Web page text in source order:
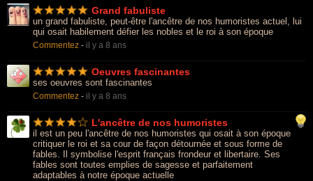
Grand fabuliste
un grand fabuliste, peut-être l'ancêtre de nos humoristes actuel, lui
qui osait habilement défier les nobles et le roi à son époque
Commentez - il y a 8 ans
Oeuvres fascinantes
ses oeuvres sont fascinantes
Commentez - il y a 8 ans
L'ancêtre de nos humoristes
il est un peu l'ancêtre de nos humoristes qui osait à son époque
critiquer le roi et sa cour de façon détournée et sous forme de
fables. Il symbolise l'esprit français frondeur et libertaire. Ses
fables sont toutes emplies de sagesse et parfaitement
adaptables à notre époque actuelle